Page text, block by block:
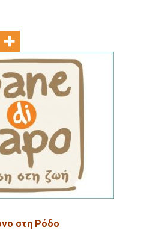
στη Ρόδο